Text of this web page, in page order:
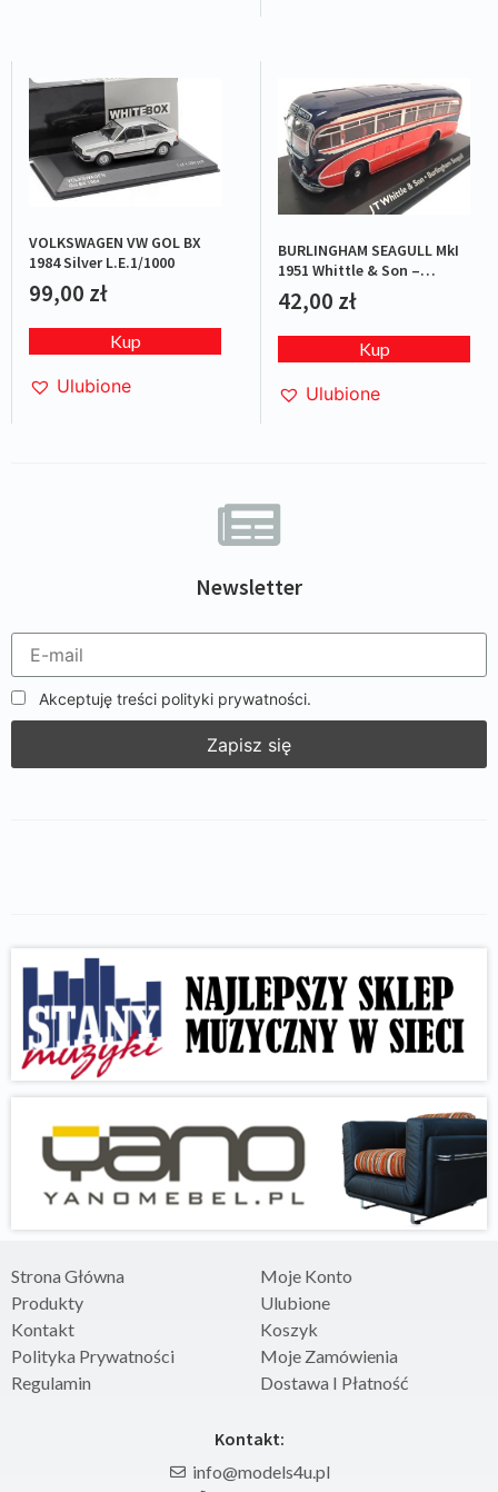
Newsletter
Akceptuję treści polityki prywatności.
VOLKSWAGEN VW GOL BX
1984 Silver L.E.1/1000
99,00 zł
Kup
Ulubione
BURLINGHAM SEAGULL MkI
1951 Whittle & Son –
Red/Blue
42,00 zł
Kup
Ulubione
Strona Główna
Produkty
Kontakt
Polityka Prywatności
Regulamin
Moje Konto
Ulubione
Koszyk
Moje Zamówienia
Dostawa I Płatność
Kontakt:
info@models4u.pl